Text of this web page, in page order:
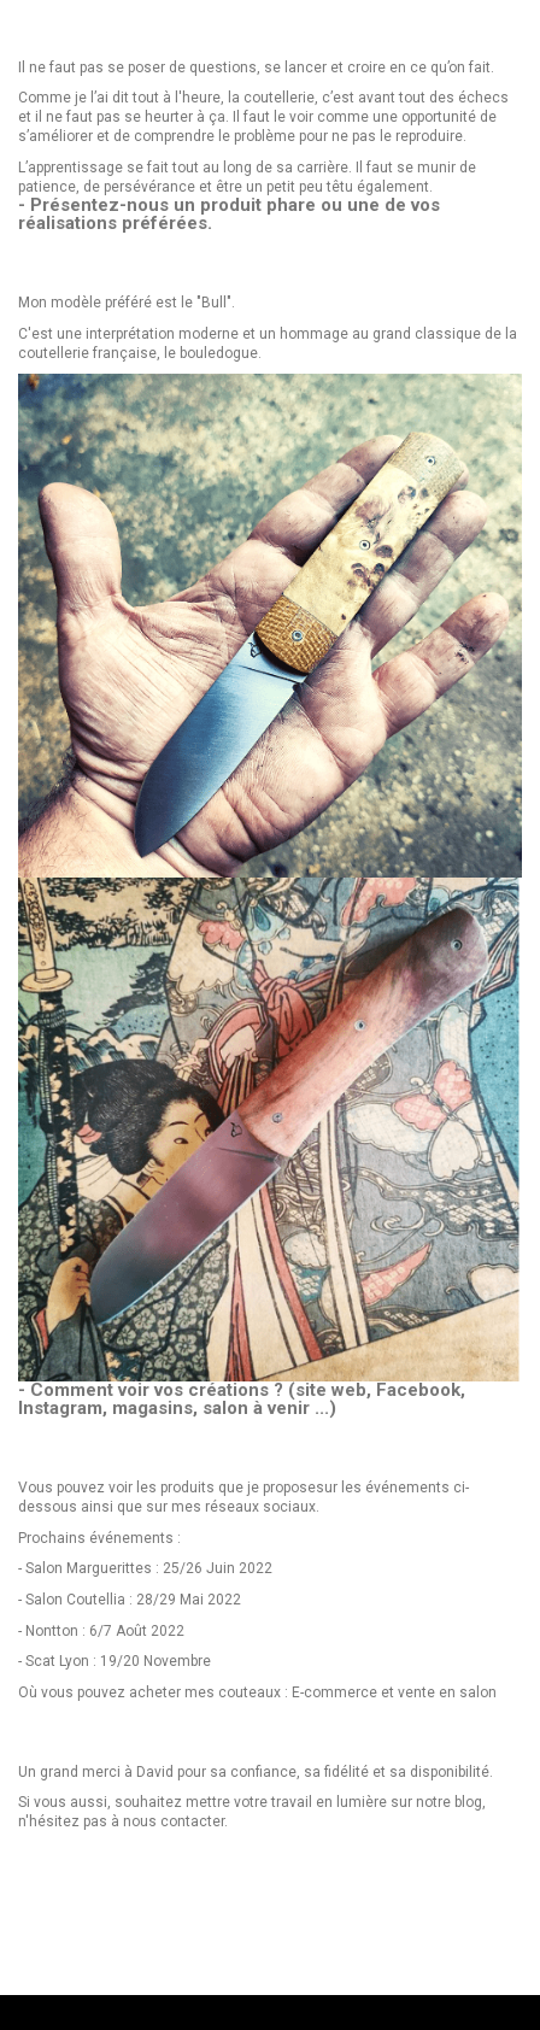
Il ne faut pas se poser de questions, se lancer et croire en ce qu’on fait.
Comme je l’ai dit tout à l'heure, la coutellerie, c’est avant tout des échecs
et il ne faut pas se heurter à ça. Il faut le voir comme une opportunité de
s’améliorer et de comprendre le problème pour ne pas le reproduire.
L’apprentissage se fait tout au long de sa carrière. Il faut se munir de
patience, de persévérance et être un petit peu têtu également.
- Présentez-nous un produit phare ou une de vos
réalisations préférées.
Mon modèle préféré est le "Bull".
C'est une interprétation moderne et un hommage au grand classique de la
coutellerie française, le bouledogue.
- Comment voir vos créations ? (site web, Facebook,
Instagram, magasins, salon à venir ...)
Vous pouvez voir les produits que je proposesur les événements ci-
dessous ainsi que sur mes réseaux sociaux.
Prochains événements :
- Salon Marguerittes : 25/26 Juin 2022
- Salon Coutellia : 28/29 Mai 2022
- Nontton : 6/7 Août 2022
- Scat Lyon : 19/20 Novembre
Où vous pouvez acheter mes couteaux : E-commerce et vente en salon
Un grand merci à David pour sa confiance, sa fidélité et sa disponibilité.
Si vous aussi, souhaitez mettre votre travail en lumière sur notre blog,
n'hésitez pas à nous contacter.